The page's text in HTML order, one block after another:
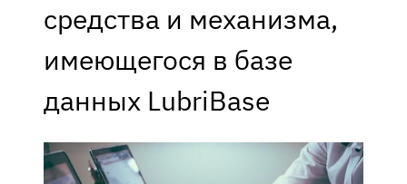
средства и механизма,
имеющегося в базе
данных LubriBase